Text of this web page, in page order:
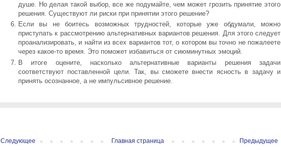
душе. Но делая такой выбор, все же подумайте, чем может грозить принятие этого
решения. Существуют ли риски при принятии этого решение?
Если вы не боитесь возможных трудностей, которые уже обдумали, можно
приступать к рассмотрению альтернативных вариантов решения. Для этого следует
проанализировать, и найти из всех вариантов тот, о котором вы точно не пожалеете
через какое-то время. Это поможет избавиться от сиюминутных эмоций.
В итоге оцените, насколько альтернативные варианты решения задачи
соответствуют поставленной цели. Так, вы сможете внести ясность в задачу и
принять осознанное, а не импульсивное решение.
Следующее Предыдущее
Главная страница